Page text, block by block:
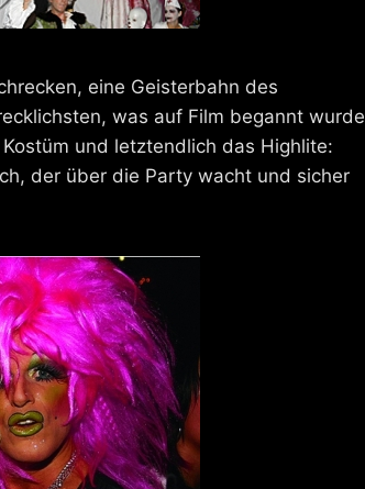
eine Geisterbahn des
was auf Film begannt wurde
und letztendlich das Highlite:
der über die Party wacht und sicher